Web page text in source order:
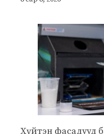
Хүйтэн фасадууд